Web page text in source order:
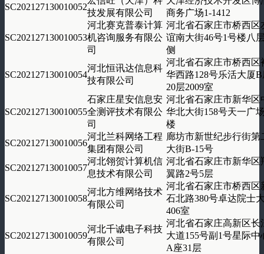
SC202127130010052
技发展有限公司
商务广场1-1412
SC202127130010053
河北赛克普泰计算
机咨询服务有限公
司
河北省石家庄市桥西区
谊南大街46号1号楼八
侧
SC202127130010054
河北恒讯达信息科
技有限公司
河北省石家庄市桥西区
华西路128号乐活大厦
20层2009室
SC202127130010055
石家庄星安信息安
全测评技术有限公
司
河北省石家庄市新华区
华北大街158号天一广
楼
SC202127130010056
河北兰科网络工程
集团有限公司
廊坊市新世纪步行街第
大街B-15号
SC202127130010057
河北翎贺计算机信
息技术有限公司
河北省石家庄市新华区
翼路2号5层
SC202127130010058
河北方维网络技术
有限公司
河北省石家庄市桥西区
石北路380号卓达院士
406室
SC202127130010059
河北千诚电子科技
有限公司
河北省石家庄高新区长
大道155号副1号星际中
A座31层